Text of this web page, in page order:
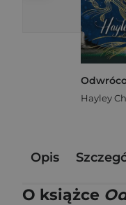
Hayley
Opis
O książce